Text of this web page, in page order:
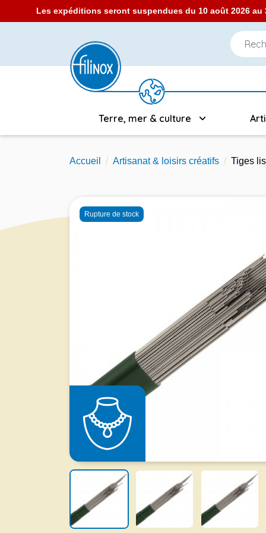
Les expéditions seront suspendues du 10 août 2026
Terre, mer & culture
Accueil Artisanat & loisirs créatifs Tiges
Rupture de stock